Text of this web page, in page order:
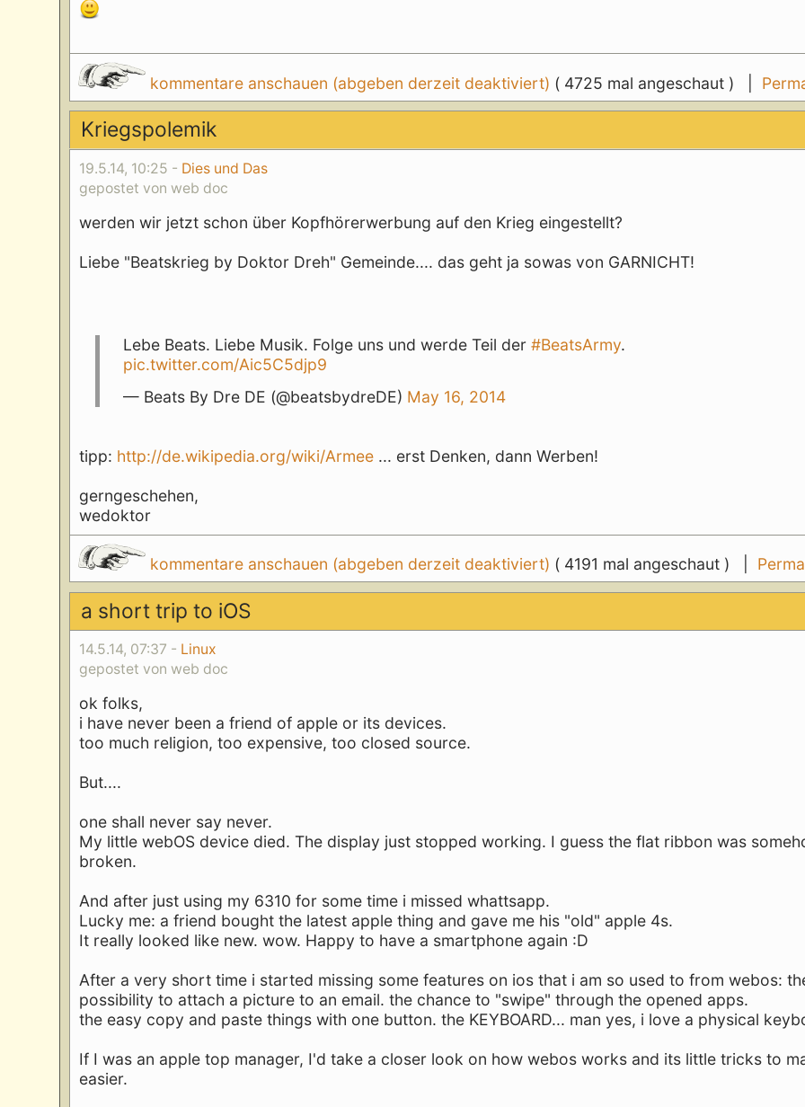
kommentare anschauen (abgeben derzeit deaktiviert) ( 4725 mal angeschaut ) |
Kriegspolemik
19.5.14, 10:25 - Dies und Das
gepostet von web doc
werden wir jetzt schon über Kopfhörerwerbung auf den Krieg eingestellt?
Liebe "Beatskrieg by Doktor Dreh" Gemeinde.... das geht ja sowas von GARNICHT!
Lebe Beats. Liebe Musik. Folge uns und werde Teil der#BeatsArmy.
pic.twitter.com/Aic5C5djp9
— Beats By Dre DE (@beatsbydreDE) May 16, 2014
tipp: http://de.wikipedia.org/wiki/Armee ... erst Denken, dann Werben!
gerngeschehen,
wedoktor
kommentare anschauen (abgeben derzeit deaktiviert) ( 4191 mal angeschaut ) |
a short trip to iOS
14.5.14, 07:37 - Linux
gepostet von web doc
ok folks,
i have never been a friend of apple or its devices.
too much religion, too expensive, too closed source.
But....
one shall never say never.
My little webOS device died. The display just stopped working. I guess the flat ribbon was
broken.
And after just using my 6310 for some time i missed whattsapp.
Lucky me: a friend bought the latest apple thing and gave me his "old" apple 4s.
It really looked like new. wow. Happy to have a smartphone again :D
After a very short time i started missing some features on ios that i am so used to from webos:
possibility to attach a picture to an email. the chance to "swipe" through the opened apps.
the easy copy and paste things with one button. the KEYBOARD... man yes, i love a physical
If I was an apple top manager, I'd take a closer look on how webos works and its little tricks to
easier.